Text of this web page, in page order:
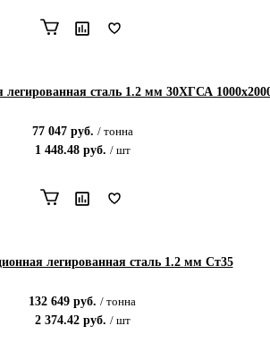
легированная сталь 1.2 мм 30ХГСА
77 047руб. / тонна
1 448.48руб. / шт
легированная сталь 1.2 мм Ст35
132 649 руб. / тонна
2 374.42руб. / шт